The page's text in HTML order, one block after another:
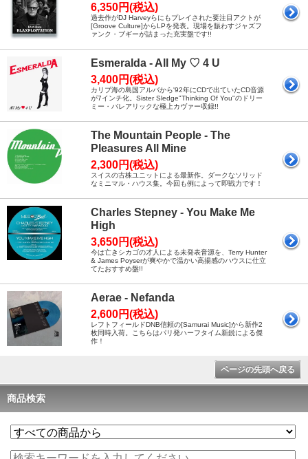
6,350円(税込)
過去作がDJ Harveyらにもプレイされた要注目アクトが
[Groove Culture]からLPを発表。現場を賑わすジャズフ
ァンク・ブギーが詰まった充実盤です!!
Esmeralda - All My ♡ 4 U
3,400円(税込)
カリブ海の島国アルバから'92年にCDで出ていたCD音源
が7インチ化。Sister Sledge"Thinking Of You"のドリー
ミー・バレアリックな極上カヴァー収録!!
The Mountain People - The
Pleasures All Mine
2,300円(税込)
スイスの古株ユニットによる最新作。ダークなソリッド
なミニマル・ハウス集。今回も例によって即戦力です！
Charles Stepney - You Make Me
High
3,650円(税込)
今は亡きシカゴの才人による未発表音源を、Terry Hunter
& James Poyserが爽やかで温かい高揚感のハウスに仕立
てたおすすめ盤!!
Aerae - Nefanda
2,600円(税込)
レフトフィールドDNB信頼の[Samurai Music]から新作2
枚同時入荷。こちらはパリ発ハーフタイム新鋭による傑
作！
ページの先頭へ戻る
商品検索